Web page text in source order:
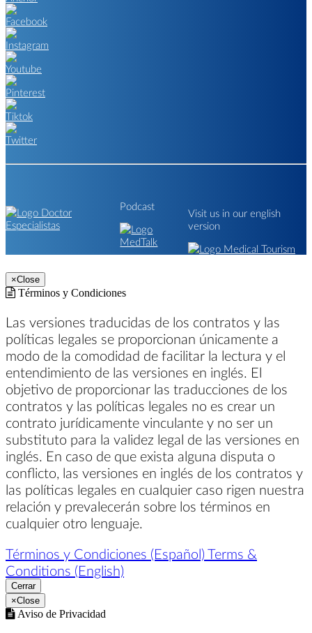
Podcast
Visit us in our english
version
×Close
Términos y Condiciones
Las versiones traducidas de los contratos y las
políticas legales se proporcionan únicamente a
modo de la comodidad de facilitar la lectura y el
entendimiento de las versiones en inglés. El
objetivo de proporcionar las traducciones de los
contratos y las políticas legales no es crear un
contrato jurídicamente vinculante y no ser un
substituto para la validez legal de las versiones en
inglés. En caso de que exista alguna disputa o
conflicto, las versiones en inglés de los contratos y
las políticas legales en cualquier caso rigen nuestra
relación y prevalecerán sobre los términos en
cualquier otro lenguaje.
Términos y Condiciones (Español) Terms &
Conditions (English)
Cerrar
×Close
Aviso de Privacidad